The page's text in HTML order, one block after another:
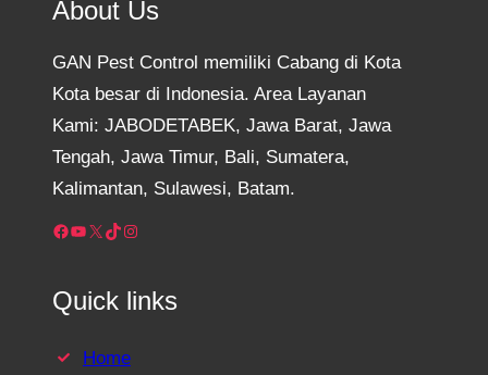
About Us
GAN Pest Control memiliki Cabang di Kota
Kota besar di Indonesia. Area Layanan
Kami: JABODETABEK, Jawa Barat, Jawa
Tengah, Jawa Timur, Bali, Sumatera,
Kalimantan, Sulawesi, Batam.
Facebook YouTube X TikTok Instagram
Quick links
Home